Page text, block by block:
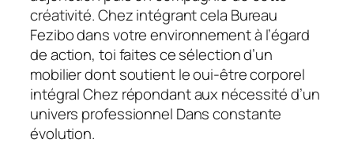
créativité. Chez intégrant cela Bureau
Fezibo dans votre environnement à l’égard
de action, toi faites ce sélection d’un
mobilier dont soutient le oui-être corporel
intégral Chez répondant aux nécessité d’un
univers professionnel Dans constante
évolution.